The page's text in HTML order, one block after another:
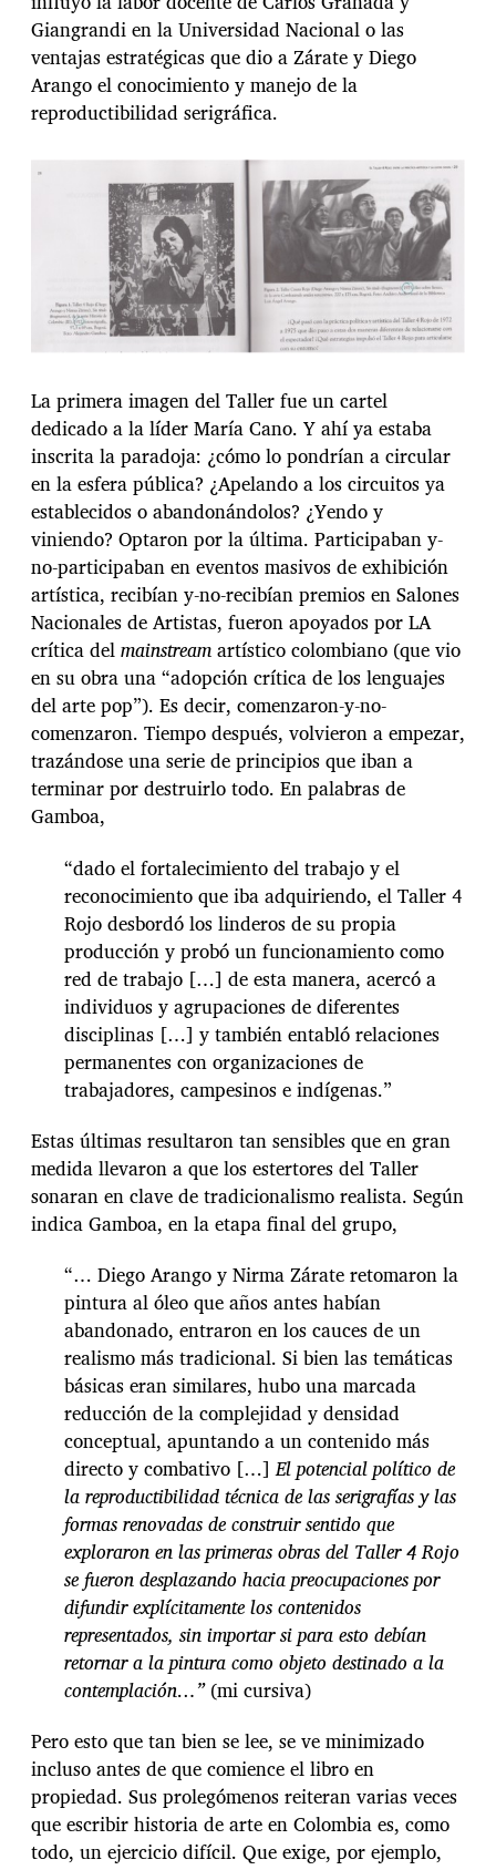
Giangrandi en la Universidad Nacional o las
ventajas estratégicas que dio a Zárate y Diego
Arango el conocimiento y manejo de la
reproductibilidad serigráfica.
La primera imagen del Taller fue un cartel
dedicado a la líder María Cano. Y ahí ya estaba
inscrita la paradoja: ¿cómo lo pondrían a circular
en la esfera pública? ¿Apelando a los circuitos ya
establecidos o abandonándolos? ¿Yendo y
viniendo? Optaron por la última. Participaban y-
no-participaban en eventos masivos de exhibición
artística, recibían y-no-recibían premios en Salones
Nacionales de Artistas, fueron apoyados por LA
crítica delmainstreamartístico colombiano (que vio
en su obra una “adopción crítica de los lenguajes
del arte pop”). Es decir, comenzaron-y-no-
comenzaron. Tiempo después, volvieron a empezar,
trazándose una serie de principios que iban a
terminar por destruirlo todo. En palabras de
Gamboa,
“dado el fortalecimiento del trabajo y el
reconocimiento que iba adquiriendo, el Taller 4
Rojo desbordó los linderos de su propia
producción y probó un funcionamiento como
red de trabajo […] de esta manera, acercó a
individuos y agrupaciones de diferentes
disciplinas […] y también entabló relaciones
permanentes con organizaciones de
trabajadores, campesinos e indígenas.”
Estas últimas resultaron tan sensibles que en gran
medida llevaron a que los estertores del Taller
sonaran en clave de tradicionalismo realista. Según
indica Gamboa, en la etapa final del grupo,
“… Diego Arango y Nirma Zárate retomaron la
pintura al óleo que años antes habían
abandonado, entraron en los cauces de un
realismo más tradicional. Si bien las temáticas
básicas eran similares, hubo una marcada
reducción de la complejidad y densidad
conceptual, apuntando a un contenido más
directo y combativo […]El potencial político de
la reproductibilidad técnica de las serigrafías y las
formas renovadas de construir sentido que
exploraron en las primeras obras del Taller 4 Rojo
se fueron desplazando hacia preocupaciones por
difundir explícitamente los contenidos
representados, sin importar si para esto debían
retornar a la pintura como objeto destinado a la
contemplación…”(mi cursiva)
Pero esto que tan bien se lee, se ve minimizado
incluso antes de que comience el libro en
propiedad. Sus prolegómenos reiteran varias veces
que escribir historia de arte en Colombia es, como
todo, un ejercicio difícil. Que exige, por ejemplo,